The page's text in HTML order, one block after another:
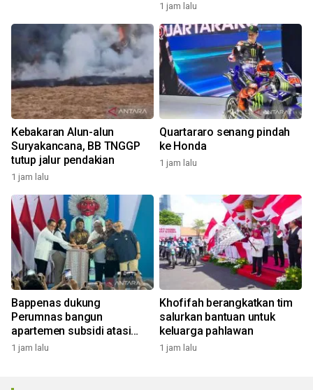
1 jam lalu
Kebakaran Alun-alun
Suryakancana, BB TNGGP
tutup jalur pendakian
1 jam lalu
Quartararo senang pindah
ke Honda
1 jam lalu
Bappenas dukung
Perumnas bangun
apartemen subsidi atasi
"backlog"
1 jam lalu
Khofifah berangkatkan tim
salurkan bantuan untuk
keluarga pahlawan
1 jam lalu